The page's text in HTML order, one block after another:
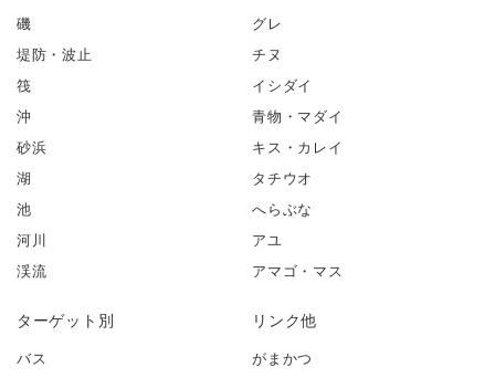
磯
堤防・波止
筏
沖
砂浜
湖
池
河川
渓流
グレ
チヌ
イシダイ
青物・マダイ
キス・カレイ
タチウオ
へらぶな
アユ
アマゴ・マス
ターゲット別
バス
リンク他
がまかつ